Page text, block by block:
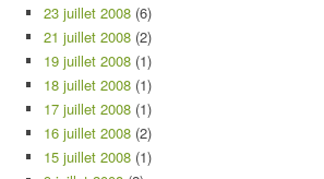
23 juillet 2008 (6)
21 juillet 2008 (2)
19 juillet 2008 (1)
18 juillet 2008 (1)
17 juillet 2008 (1)
16 juillet 2008 (2)
15 juillet 2008 (1)